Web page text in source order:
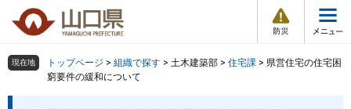
の
頭
ー
飛
情
メ
ュ
組織で探す
現在地 トップページ > 組織で探す > 土木建築部 > 住宅課 > 県営住宅の住宅困
窮要件の緩和について